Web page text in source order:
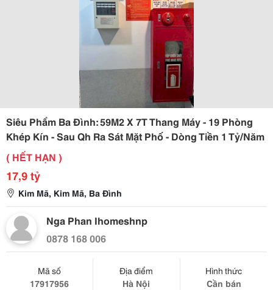
Siêu Phẩm Ba Đình: 59M2 X 7T Thang Máy - 19 Phòng
Khép Kín - Sau Qh Ra Sát Mặt Phố - Dòng Tiền 1 Tỷ/Năm
( HẾT HẠN )
17,9 tỷ
Kim Mã, Kim Mã, Ba Đình
Nga Phan Ihomeshnp
0878 168 006
Mã số
17917956
Địa điểm
Hà Nội
Hình thức
Cần bán